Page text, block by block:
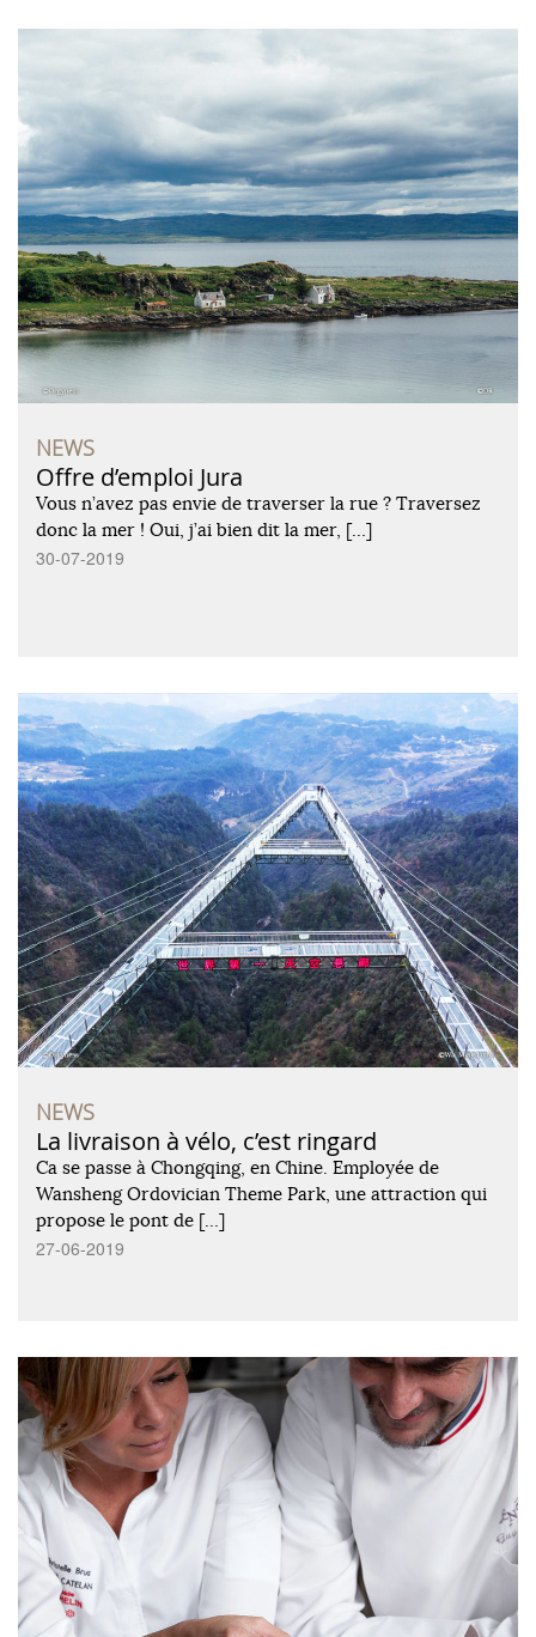
NEWS
Offre d’emploi Jura
Vous n’avez pas envie de traverser la rue ? Traversez
donc la mer ! Oui, j’ai bien dit la mer, […]
30-07-2019
NEWS
La livraison à vélo, c’est ringard
Ca se passe à Chongqing, en Chine. Employée de
Wansheng Ordovician Theme Park, une attraction qui
propose le pont de […]
27-06-2019